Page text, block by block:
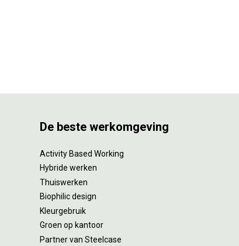
De beste werkomgeving
Activity Based Working
Hybride werken
Thuiswerken
Biophilic design
Kleurgebruik
Groen op kantoor
Partner van Steelcase